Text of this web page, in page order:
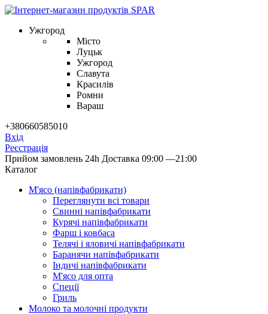
Ужгород
Місто
Луцьк
Ужгород
Славута
Красилів
Ромни
Вараш
+380660585010
Вхід
Реєстрація
Прийом замовлень 24h Доставка 09:00 —21:00
Каталог
М'ясо (напiвфабрикати)
Переглянути всі товари
Свиннi напiвфабрикати
Курячi напiвфабрикати
Фарш i ковбаса
Телячi i яловичi напiвфабрикати
Баранячи напiвфабрикати
Iндичi напiвфабрикати
М'ясо для опта
Спеції
Гриль
Молоко та молочні продукти